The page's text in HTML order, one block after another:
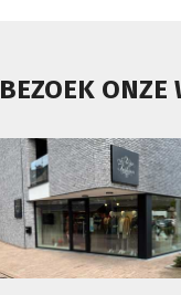
BEZOEK ONZE